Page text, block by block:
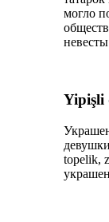
могло
Yipişli
toрelik,